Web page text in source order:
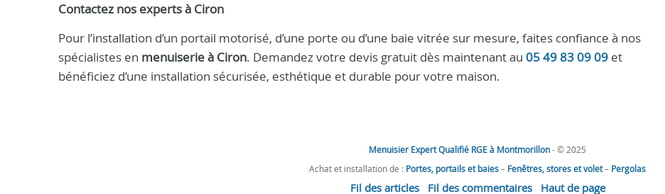
Contactez nos experts à Ciron
Pour l’installation d’un portail motorisé, d’une porte ou d’une baie vitrée sur mesure, faites confiance à nos
spécialistes en menuiserie à Ciron. Demandez votre devis gratuit dès maintenant au 05 49 83 09 09 et
bénéficiez d’une installation sécurisée, esthétique et durable pour votre maison.
Menuisier Expert Qualifié RGE à Montmorillon- © 2025
Achat et installation de : Portes, portails et baies– Fenêtres, stores et volet– Pergolas
Fil des articles Fil des commentaires Haut de page